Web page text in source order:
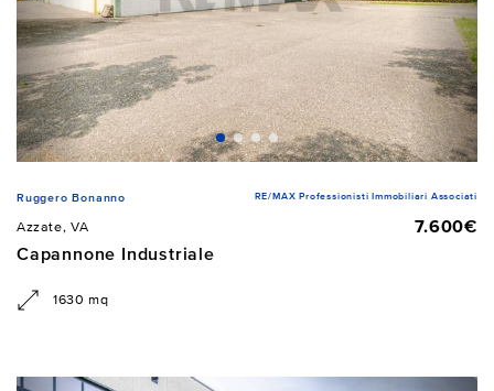
Ruggero Bonanno RE/MAX Professionisti Immobiliari Associati
Azzate, VA
7.600€
Capannone Industriale
1630 mq